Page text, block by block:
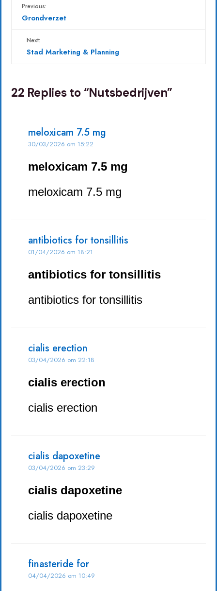
Previous:
Grondverzet
Next:
Stad Marketing & Planning
22 Replies to “Nutsbedrijven”
meloxicam 7.5 mg
30/03/2026 om 15:22
meloxicam 7.5 mg
meloxicam 7.5 mg
antibiotics for tonsillitis
01/04/2026 om 18:21
antibiotics for tonsillitis
antibiotics for tonsillitis
cialis erection
03/04/2026 om 22:18
cialis erection
cialis erection
cialis dapoxetine
03/04/2026 om 23:29
cialis dapoxetine
cialis dapoxetine
finasteride for
04/04/2026 om 10:49